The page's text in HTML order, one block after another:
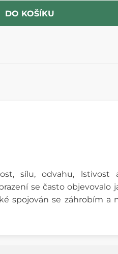
DO KOŠÍKU
sílu, odvahu, lstivost
se často objevovalo
spojován se záhrobím a